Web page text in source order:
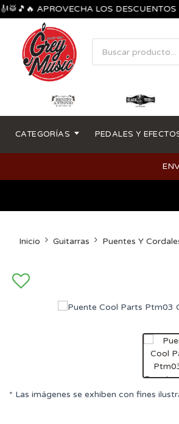
APROVECHA LOS DESCUENTOS
CATEGORÍAS PEDALES Y
Inicio Guitarras Puentes Y
* Las imágenes se exhiben con fines